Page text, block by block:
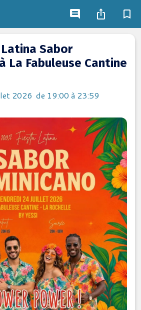
Sabor
La Fabuleuse Cantine
2026  de 19:00 à 23:59